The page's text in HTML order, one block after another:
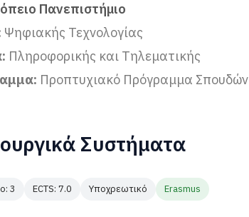
Πανεπιστήμιο
Ψηφιακής Τεχνολογίας
Πληροφορικής και Τηλεματικής
Προπτυχιακό Πρόγραμμα Σπουδών
Συστήματα
3 ECTS: 7.0 Υποχρεωτικό Erasmus